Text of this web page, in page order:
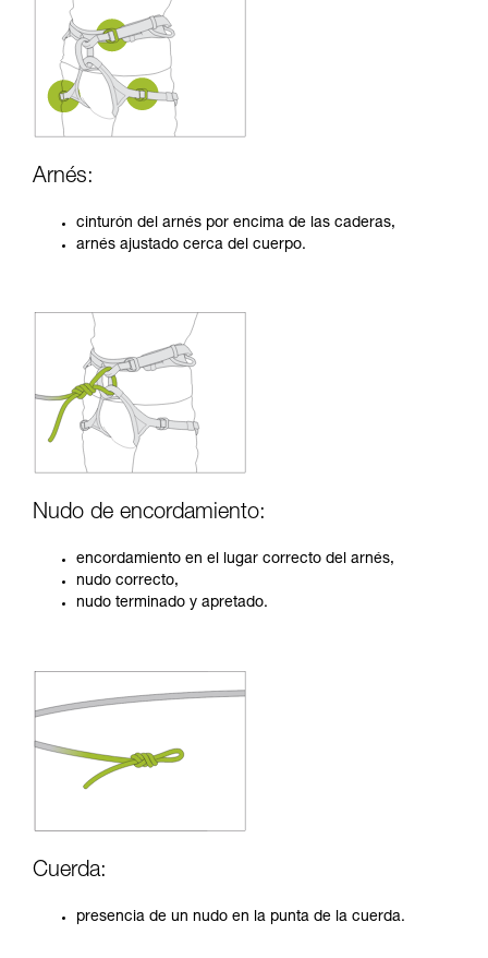
Arnés:
cinturón del arnés por encima de las caderas,
arnés ajustado cerca del cuerpo.
Nudo de encordamiento:
encordamiento en el lugar correcto del arnés,
nudo correcto,
nudo terminado y apretado.
Cuerda:
presencia de un nudo en la punta de la cuerda.